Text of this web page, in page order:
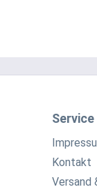
Anschlussleitung
Haltegriff
Bearbeitung
Dämpfe
Service
Kontakt
Versand